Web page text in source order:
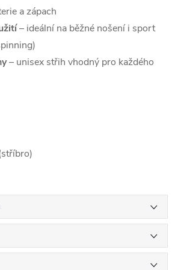
a zápach
– ideální na běžné nošení i sport
– unisex střih vhodný pro každého